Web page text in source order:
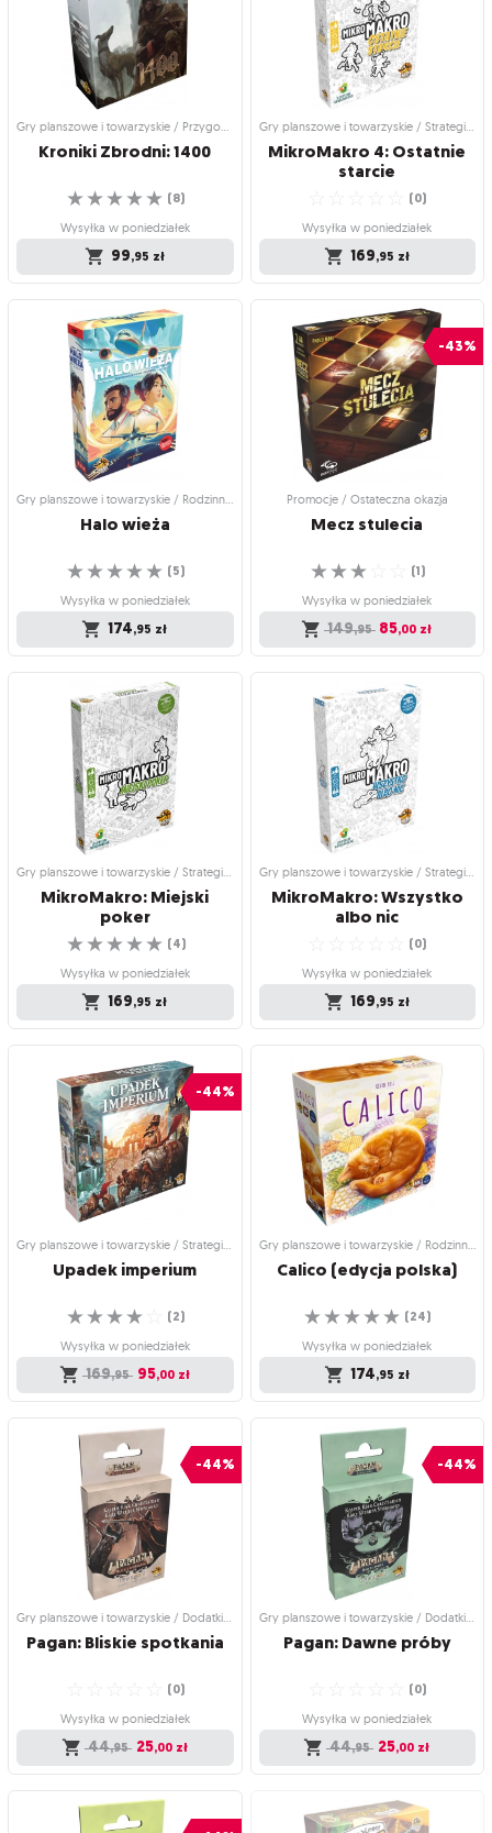
Gra pełna mrocznych sekretów,
podstępnych kradzieży i zabójstw!
☆
☆
☆
☆
☆ (11
Produkt niedostępny
169
Zawiera okulary VR i dwa dodatkowe
scenariusze!
☆
☆
☆
☆
☆ (8
Wysyłka w poniedziałek
Gry planszowe i towarzyskie / Przygodowe gry planszowe
KronikiZbrodni:1400
☆
☆
☆
☆
☆ (8)
Wysyłka w poniedziałek
99,95 zł
Gry planszowe i towarzyskie /
Przygodowe gry planszowe
Kroniki Zbrodni: 1400
Jesteś rycerzem w służbie króla!
☆
☆
☆
☆
☆ (8
Wysyłka w poniedziałek
99,95
Gry planszowe i towarzyskie / Strategiczne gry planszowe
MikroMakro 4: Ostatnie
starcie
(0)
Wysyłka w poniedziałek
169,95 zł
Gry planszowe i towarzyskie /
Strategiczne gry planszowe
MikroMakro 4: Ostatnie
starcie
Nowa mapa ze świeżymi zbrodniami!
☆
☆
☆
☆
☆ (0
Wysyłka w poniedziałek
169
Gry planszowe i towarzyskie / Rodzinne gry planszowe
Halowieża
☆
☆
☆
☆
☆ (5)
Wysyłka w poniedziałek
174,95 zł
Gry planszowe i towarzyskie /
Rodzinne gry planszowe
Halo wieża
Czy leci z nami pilot?
☆
☆
☆
☆
☆ (5
Wysyłka w poniedziałek
174,95
-43%
Promocje / Ostateczna okazja
Mecz stulecia
☆
☆
☆ (1)
Wysyłka w poniedziałek
149,95 85,00 zł
Promocje / Ostateczna okazja
Mecz stulecia
Stocz pojedynek, niczym mistrz!
☆
☆
☆
☆
☆ (1
Wysyłka w poniedziałek
149,95 85,00
Gry planszowe i towarzyskie / Strategiczne gry planszowe
MikroMakro: Miejski
poker
☆
☆
☆
☆
☆ (4)
Wysyłka w poniedziałek
169,95 zł
Gry planszowe i towarzyskie /
Strategiczne gry planszowe
MikroMakro: Miejski
poker
Jeszcze więcej zbrodni w miasteczku
zbrodni
☆
☆
☆
☆
☆ ( 4)
Wysyłka w poniedziałek
Gry planszowe i towarzyskie / Strategiczne gry planszowe
MikroMakro: Wszystko
albo nic
(0)
Wysyłka w poniedziałek
169,95 zł
Gry planszowe i towarzyskie /
Strategiczne gry planszowe
MikroMakro: Wszystko
albo nic
Trzecia część hitowych zagadek!
☆
☆
☆
☆
☆ (0)
Wysyłka w poniedziałek
169,95
-44%
Gry planszowe i towarzyskie / Strategiczne gry planszowe
Upadekimperium
☆
☆
☆
☆ (2)
Wysyłka w poniedziałek
169,95 95,00 zł
Gry planszowe i towarzyskie /
Strategiczne gry planszowe
Upadek imperium
Czy uratujesz cywilizację przed
upadkiem?
☆
☆
☆
☆
☆
Wysyłka w poniedziałek
169
Gry planszowe i towarzyskie / Rodzinne gry planszowe
Calico (edycja polska)
☆
☆
☆
☆
☆ (24)
Wysyłka w poniedziałek
174,95 zł
Gry planszowe i towarzyskie /
Rodzinne gry planszowe
Calico (edycja polska)
Szyj kołdrę, zbieraj guziki, przyciągaj
koty!
☆
☆
☆
☆ (
Wysyłka w poniedziałek
-44%
Gry planszowe i towarzyskie / Dodatki do gier
Pagan:Bliskie spotkania
(0)
Wysyłka w poniedziałek
44,95 25,00 zł
Gry planszowe i towarzyskie / Dodatki
do gier
-44%
Gry planszowe i towarzyskie / Dodatki do gier
Pagan: Dawne próby
(0)
Wysyłka w poniedziałek
44,95 25,00 zł
do gier